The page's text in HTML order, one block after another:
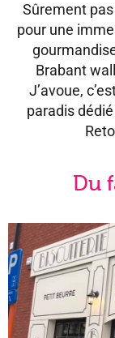
Sûrement
pour une
Brabant
J’avoue,
paradis
Du